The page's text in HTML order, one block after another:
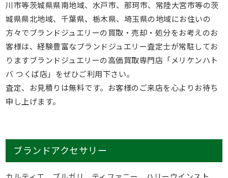
川市等茨城県県南地域、水戸市、那珂市、常陸大宮市等の茨
城県県北地域、千葉県、栃木県、埼玉県の地域にお住いの
方々でブランドジュエリーの買取・売却・処分をお考えのお
客様は、経験豊富なブランドジュエリー査定士が常駐してお
りますブランドジュエリーの高価買取専門店「メリケンハト
バ つくば店」をぜひご利用下さい。
査定、お見積りは無料です。お客様のご来店を心よりお待ち
申し上げます。
ブランドアクセサリー